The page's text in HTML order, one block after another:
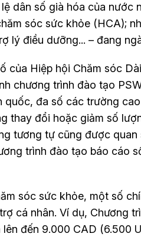
dân số già hóa của nước
sóc sức khỏe (HCA);
lý điều dưỡng... – đang
Hiệp hội Chăm sóc
chương trình đào tạo
quốc, đa số các trường
thay đổi hoặc giảm số
tương tự cũng được
trình đào tạo báo cáo
sóc sức khỏe, một số
cá nhân. Ví dụ, Chương
đến 9.000 CAD (6.500